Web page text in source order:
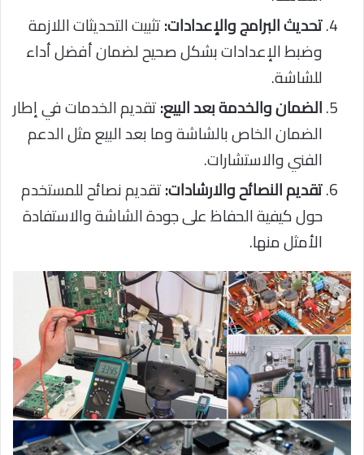
تحديث البرامج والإعدادات:تثبيت التحديثات اللازمة
وضبط الإعدادات بشكل صحيح لضمان أفضل أداء
للشاشة.
الضمان والخدمة بعد البيع:تقديم الخدمات في إطار
الضمان الخاص بالشاشة وما بعد البيع مثل الدعم
الفني والاستشارات.
تقديم النصائح والارشادات:تقديم نصائح للمستخدم
حول كيفية الحفاظ على جودة الشاشة والاستفادة
الأمثل منها.